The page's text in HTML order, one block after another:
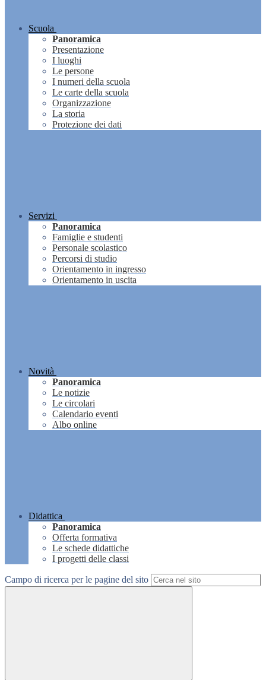
Scuola
Panoramica
Presentazione
I luoghi
Le persone
I numeri della scuola
Le carte della scuola
Organizzazione
La storia
Protezione dei dati
Servizi
Panoramica
Famiglie e studenti
Personale scolastico
Percorsi di studio
Orientamento in ingresso
Orientamento in uscita
Novità
Panoramica
Le notizie
Le circolari
Calendario eventi
Albo online
Didattica
Panoramica
Offerta formativa
Le schede didattiche
I progetti delle classi
Campo di ricerca per le pagine del sito